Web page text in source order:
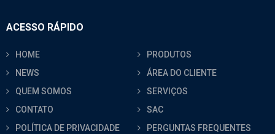
ACESSO RÁPIDO
HOME
PRODUTOS
NEWS
ÁREA DO CLIENTE
QUEM SOMOS
SERVIÇOS
CONTATO
SAC
POLÍTICA DE PRIVACIDADE
PERGUNTAS FREQUENTES